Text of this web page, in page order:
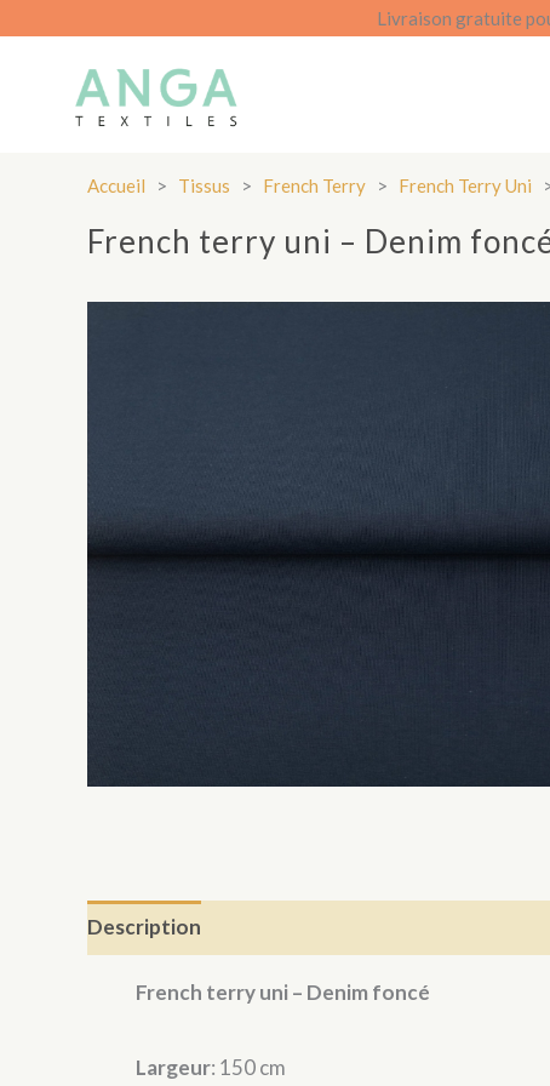
Livraison gratuite
Accueil > Tissus > French Terry > French Terry Uni
French terry uni – Denim
Description
French terry uni – Denim foncé
Largeur: 150 cm